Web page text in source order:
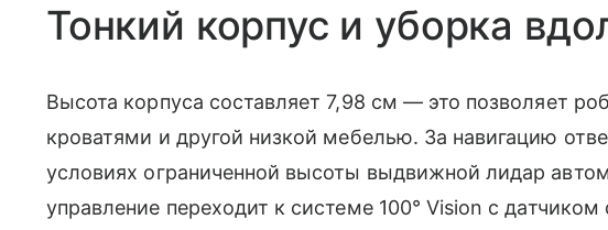
Тонкий корпус и уборка
Высота корпуса составляет 7,98 см — это позволяет
кроватями и другой низкой мебелью. За навигацию
условиях ограниченной высоты выдвижной лидар
управление переходит к системе 100° Vision с